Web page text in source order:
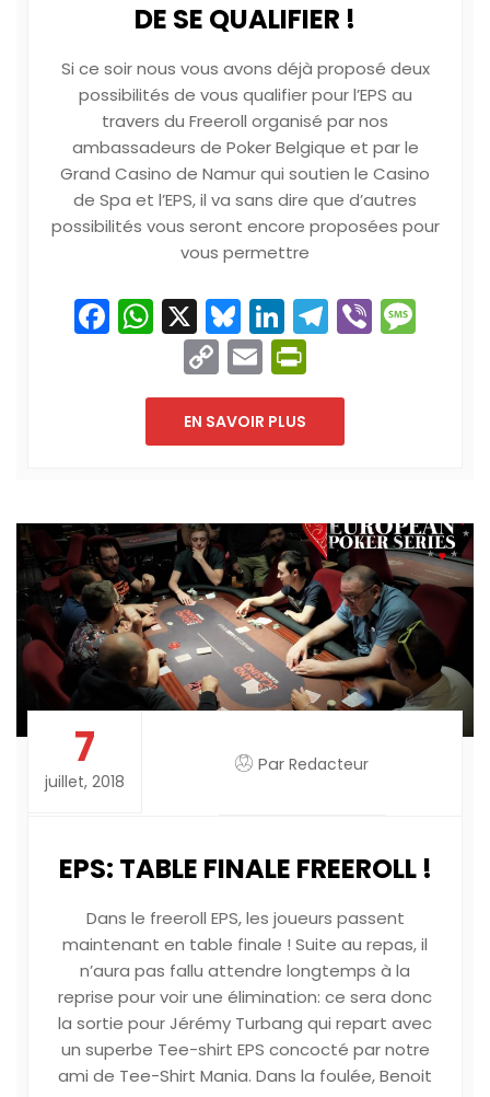
DE SE QUALIFIER !
Si ce soir nous vous avons déjà proposé deux
possibilités de vous qualifier pour l’EPS au
travers du Freeroll organisé par nos
ambassadeurs de Poker Belgique et par le
Grand Casino de Namur qui soutien le Casino
de Spa et l’EPS, il va sans dire que d’autres
possibilités vous seront encore proposées pour
vous permettre
Facebook
WhatsApp
X Bluesky
LinkedIn
Telegram
Viber
Copy
Link
Email
EN SAVOIR PLUS
7
juillet, 2018
Par Redacteur
EPS: TABLE FINALE FREEROLL !
Dans le freeroll EPS, les joueurs passent
maintenant en table finale ! Suite au repas, il
n’aura pas fallu attendre longtemps à la
reprise pour voir une élimination: ce sera donc
la sortie pour Jérémy Turbang qui repart avec
un superbe Tee-shirt EPS concocté par notre
ami de Tee-Shirt Mania. Dans la foulée, Benoit